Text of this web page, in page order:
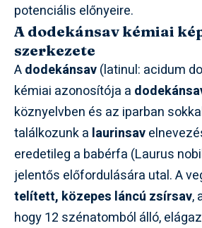
potenciális előnyeire.
A dodekánsav kémiai
szerkezete
Adodekánsav(latinul: acidum
kémiai azonosítója a
köznyelvben és az iparban
találkozunk a laurinsav
eredetileg a babérfa (Laurus
jelentős előfordulására utal. A
telített, közepes láncú zsírsav,
hogy 12 szénatomból álló,